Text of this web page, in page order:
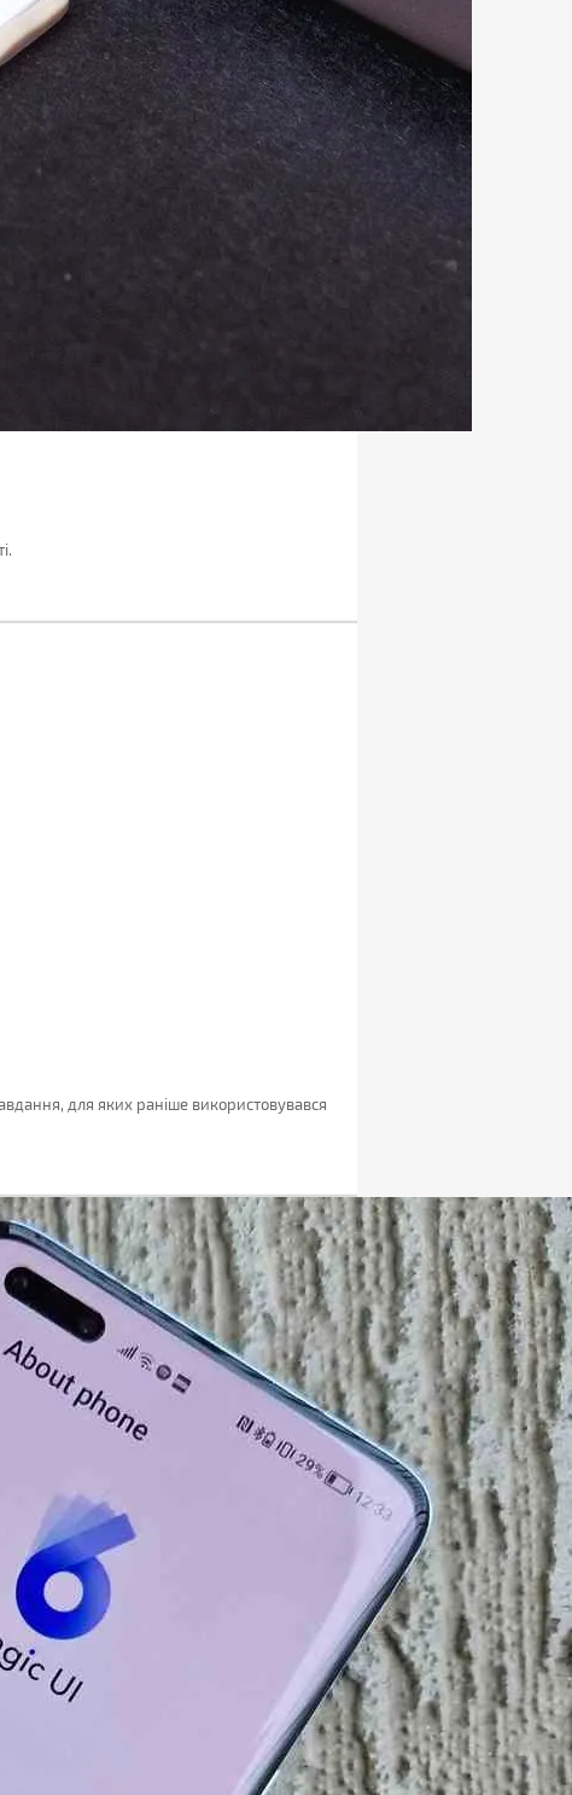
для яких раніше використовувався